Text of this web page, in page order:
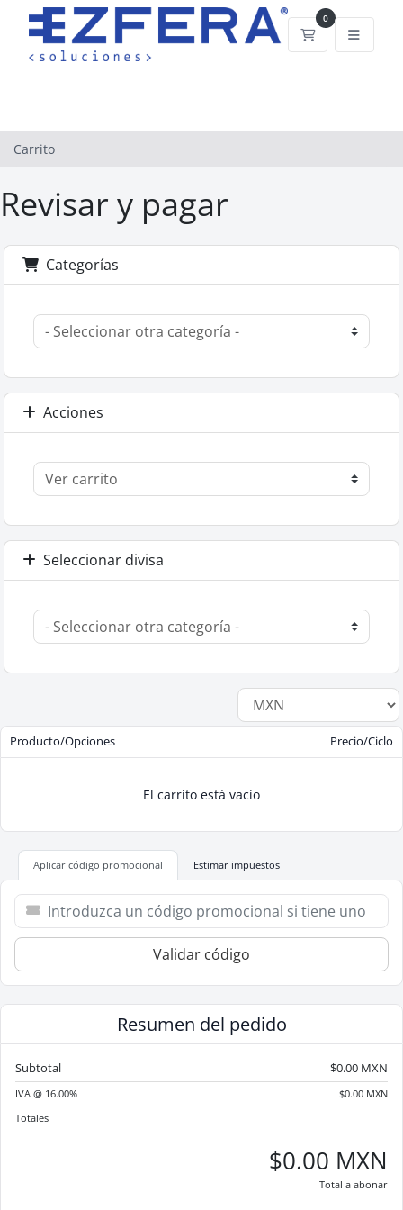
0
Carrito
Carrito
Revisar y pagar
Categorías
Acciones
Seleccionar divisa
Producto/Opciones Precio/Ciclo
El carrito está vacío
Aplicar código promocional Estimar impuestos
Validar código
Resumen del pedido
Subtotal $0.00 MXN
IVA @ 16.00%
$0.00 MXN
Totales
$0.00 MXN
Total a abonar